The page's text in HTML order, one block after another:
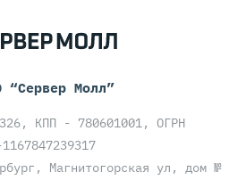
“Сервер Молл”
КПП - 780601001, ОГРН
Магнитогорская ул, дом №